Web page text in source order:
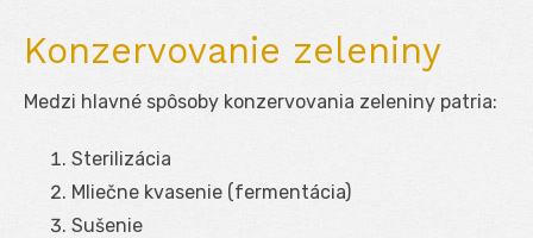
Konzervovanie zeleniny
Medzi hlavné spôsoby konzervovania zeleniny patria:
Sterilizácia
Mliečne kvasenie (fermentácia)
Sušenie